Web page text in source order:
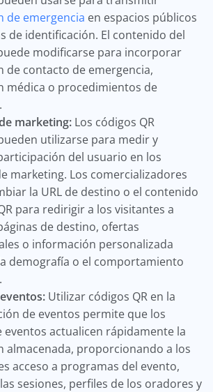
de emergencia en espacios públicos
de identificación. El contenido del
modificarse para incorporar
de contacto de emergencia,
médica o procedimientos de
marketing: Los códigos QR
utilizarse para medir y
del usuario en los
marketing. Los comercializadores
la URL de destino o el contenido
para redirigir a los visitantes a
de destino, ofertas
o información personalizada
demografía o el comportamiento
Utilizar códigos QR en la
de eventos permite que los
eventos actualicen rápidamente la
almacenada, proporcionando a los
acceso a programas del evento,
sesiones, perfiles de los oradores y